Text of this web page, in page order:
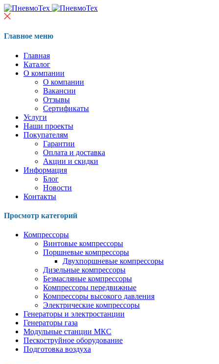
Главное меню
Главная
Каталог
О компании
О компании
Вакансии
Отзывы
Сертификаты
Услуги
Наши проекты
Покупателям
Гарантии
Оплата и доставка
Акции и скидки
Информация
Блог
Новости
Контакты
Просмотр категорий
Компрессоры
Винтовые компрессоры
Поршневые компрессоры
Двухпоршневые компрессоры
Дизельные компрессоры
Безмасляные компрессоры
Компрессоры передвижные
Компрессоры высокого давления
Электрические компрессоры
Генераторы и электростанции
Генераторы газа
Модульные станции МКС
Пескоструйное оборудование
Подготовка воздуха